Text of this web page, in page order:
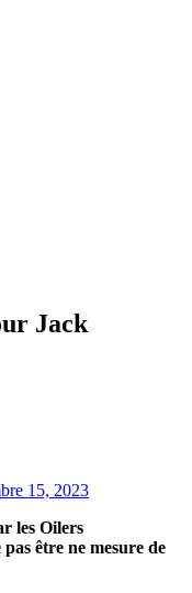
Jack
15, 2023
les Oilers
être ne mesure de